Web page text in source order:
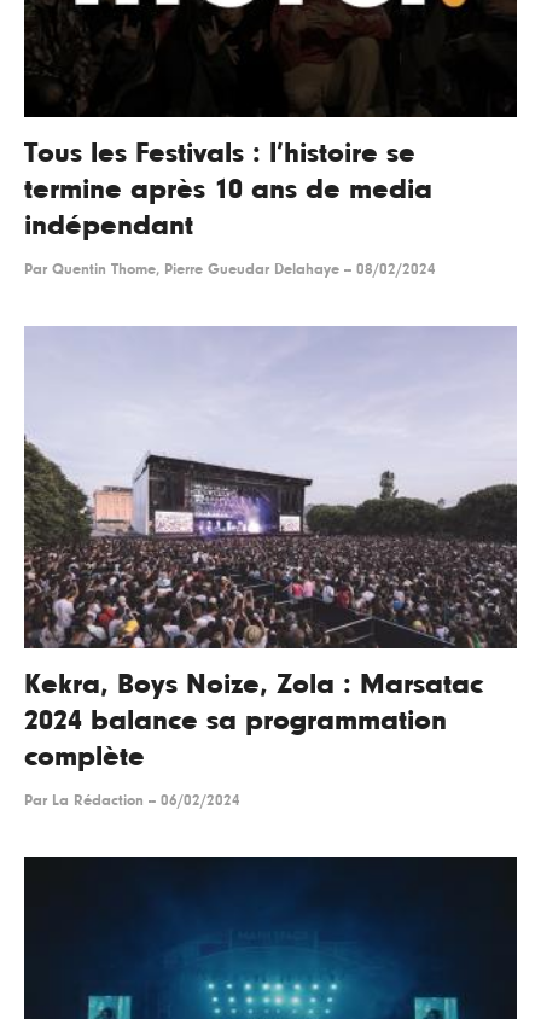
Tous les Festivals : l’histoire se
termine après 10 ans de media
indépendant
Par Quentin Thome, Pierre Gueudar Delahaye -- 08/02/2024
Kekra, Boys Noize, Zola : Marsatac
2024 balance sa programmation
complète
Par La Rédaction -- 06/02/2024